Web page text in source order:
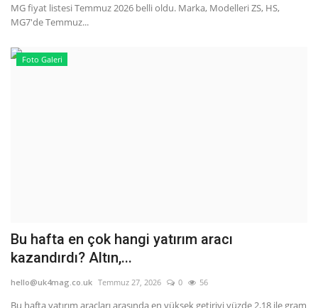
MG fiyat listesi Temmuz 2026 belli oldu. Marka, Modelleri ZS, HS,
MG7'de Temmuz...
Foto Galeri
Bu hafta en çok hangi yatırım aracı
kazandırdı? Altın,...
hello@uk4mag.co.uk Temmuz 27, 2026 0 56
Bu hafta yatırım araçları arasında en yüksek getiriyi yüzde 2,18 ile gram